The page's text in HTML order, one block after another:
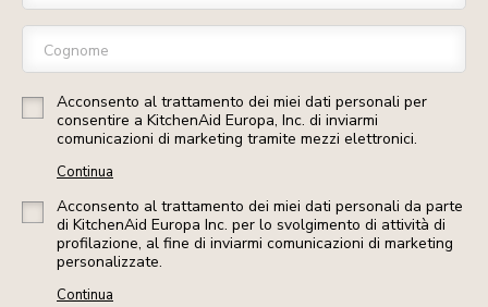
Cognome
Acconsento al trattamento dei miei dati personali per
consentire a KitchenAid Europa, Inc. di inviarmi
comunicazioni di marketing tramite mezzi elettronici.
Continua
Acconsento al trattamento dei miei dati personali da parte
di KitchenAid Europa Inc. per lo svolgimento di attività di
profilazione, al fine di inviarmi comunicazioni di marketing
personalizzate.
Continua